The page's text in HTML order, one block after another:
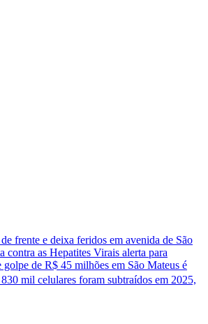
frente e deixa feridos em avenida de São
as Hepatites Virais alerta para
golpe de R$ 45 milhões em São Mateus é
mil celulares foram subtraídos em 2025,